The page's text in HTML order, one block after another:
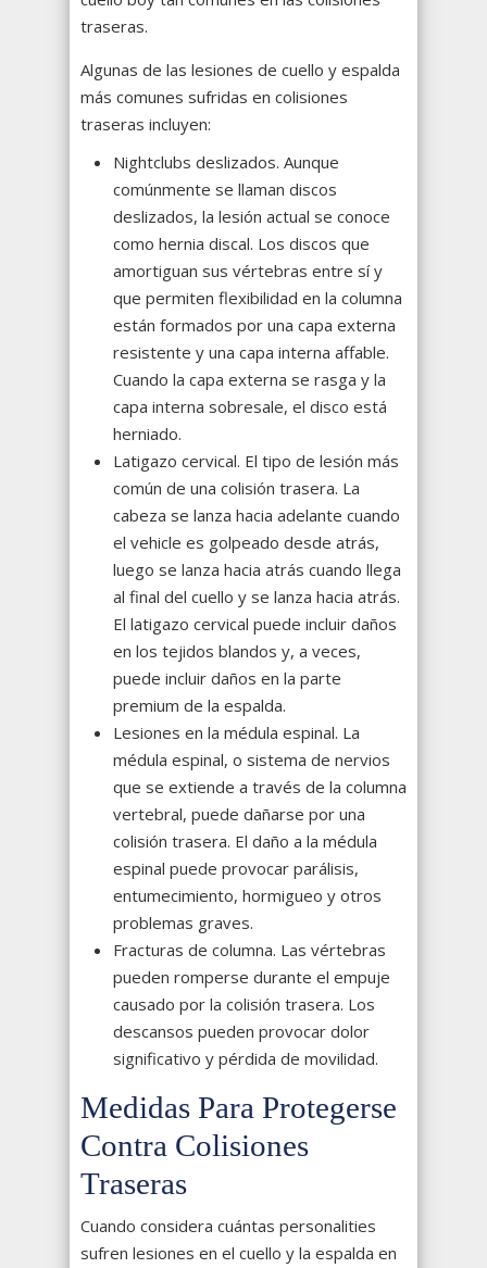
traseras.
Algunas de las lesiones de cuello y espalda
más comunes sufridas en colisiones
traseras incluyen:
Nightclubs deslizados. Aunque
comúnmente se llaman discos
deslizados, la lesión actual se conoce
como hernia discal. Los discos que
amortiguan sus vértebras entre sí y
que permiten flexibilidad en la columna
están formados por una capa externa
resistente y una capa interna affable.
Cuando la capa externa se rasga y la
capa interna sobresale, el disco está
herniado.
Latigazo cervical. El tipo de lesión más
común de una colisión trasera. La
cabeza se lanza hacia adelante cuando
el vehicle es golpeado desde atrás,
luego se lanza hacia atrás cuando llega
al final del cuello y se lanza hacia atrás.
El latigazo cervical puede incluir daños
en los tejidos blandos y, a veces,
puede incluir daños en la parte
premium de la espalda.
Lesiones en la médula espinal. La
médula espinal, o sistema de nervios
que se extiende a través de la columna
vertebral, puede dañarse por una
colisión trasera. El daño a la médula
espinal puede provocar parálisis,
entumecimiento, hormigueo y otros
problemas graves.
Fracturas de columna. Las vértebras
pueden romperse durante el empuje
causado por la colisión trasera. Los
descansos pueden provocar dolor
significativo y pérdida de movilidad.
Medidas Para Protegerse
Contra Colisiones
Traseras
Cuando considera cuántas personalities
sufren lesiones en el cuello y la espalda en